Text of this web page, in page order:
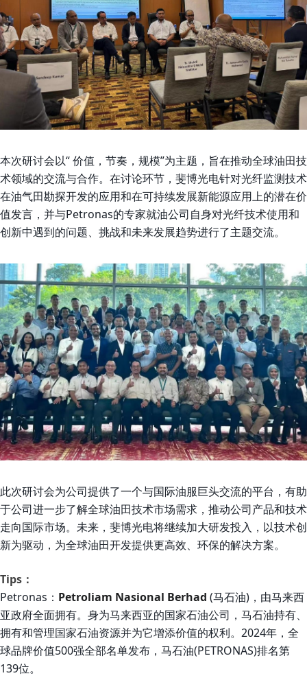
本次研讨会以“价值，节奏，规模”为主题，旨在推动全球油田技
术领域的交流与合作。在讨论环节，斐博光电针对光纤监测技术
在油气田勘探开发的应用和在可持续发展新能源应用上的潜在价
值发言，并与Petronas的专家就油公司自身对光纤技术使用和
创新中遇到的问题、挑战和未来发展趋势进行了主题交流。
此次研讨会为公司提供了一个与国际油服巨头交流的平台，有助
于公司进一步了解全球油田技术市场需求，推动公司产品和技术
走向国际市场。未来，斐博光电将继续加大研发投入，以技术创
新为驱动，为全球油田开发提供更高效、环保的解决方案。
Tips：
Petronas ： Petroliam Nasional Berhad (马石油)，由马来西
亚政府全面拥有。身为马来西亚的国家石油公司，马石油持有、
拥有和管理国家石油资源并为它增添价值的权利。2024年，全
球品牌价值500强全部名单发布，马石油(PETRONAS)排名第
139位。